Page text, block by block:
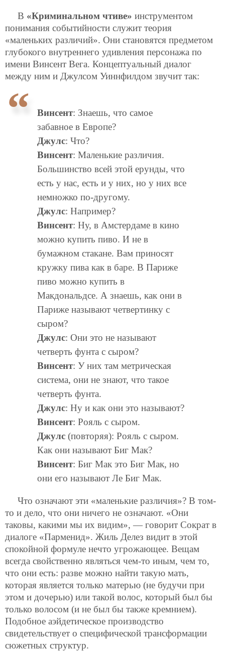
В «Криминальном чтиве» инструментом
понимания событийности служит теория
«маленьких различий». Они становятся предметом
глубокого внутреннего удивления персонажа по
имени Винсент Вега. Концептуальный диалог
между ним и Джулсом Уиннфилдом звучит так:
Винсент: Знаешь, что самое
забавное в Европе?
Джулс: Что?
Винсент: Маленькие различия.
Большинство всей этой ерунды, что
есть у нас, есть и у них, но у них все
немножко по-другому.
Джулс: Например?
Винсент: Ну, в Амстердаме в кино
можно купить пиво. И не в
бумажном стакане. Вам приносят
кружку пива как в баре. В Париже
пиво можно купить в
Макдональдсе. А знаешь, как они в
Париже называют четвертинку с
сыром?
Джулс: Они это не называют
четверть фунта с сыром?
Винсент: У них там метрическая
система, они не знают, что такое
четверть фунта.
Джулс: Ну и как они это называют?
Винсент: Рояль с сыром.
Джулс (повторяя): Рояль с сыром.
Как они называют Биг Мак?
Винсент: Биг Мак это Биг Мак, но
они его называют Ле Биг Мак.
Что означают эти «маленькие различия»? В том-
то и дело, что они ничего не означают. «Они
таковы, какими мы их видим», — говорит Сократ в
диалоге «Парменид». Жиль Делез видит в этой
спокойной формуле нечто угрожающее. Вещам
всегда свойственно являться чем-то иным, чем то,
что они есть: разве можно найти такую мать,
которая является только матерью (не будучи при
этом и дочерью) или такой волос, который был бы
только волосом (и не был бы также кремнием).
Подобное аэйдетическое производство
свидетельствует о специфической трансформации
сюжетных структур.